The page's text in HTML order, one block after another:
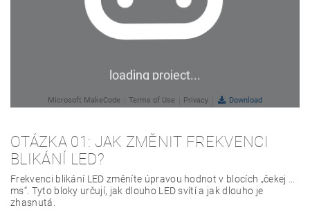
OTÁZKA 01: JAK ZMĚNIT FREKVENCI
BLIKÁNÍ LED?
Frekvenci blikání LED změníte úpravou hodnot v blocích „čekej ...
ms“. Tyto bloky určují, jak dlouho LED svítí a jak dlouho je
zhasnutá.